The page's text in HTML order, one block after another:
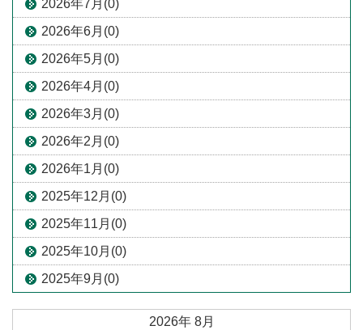
2026年7月(0)
2026年6月(0)
2026年5月(0)
2026年4月(0)
2026年3月(0)
2026年2月(0)
2026年1月(0)
2025年12月(0)
2025年11月(0)
2025年10月(0)
2025年9月(0)
2026年 8月